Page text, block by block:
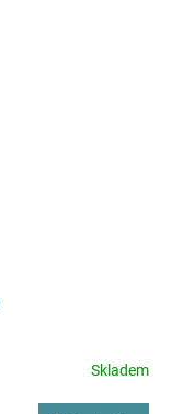
Skladem